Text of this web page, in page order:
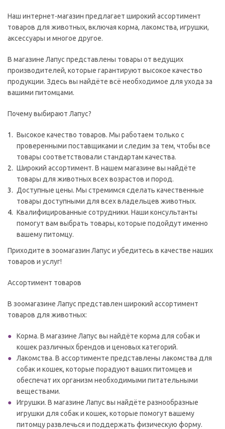
Наш интернет-магазин предлагает широкий ассортимент
товаров для животных, включая корма, лакомства, игрушки,
аксессуары и многое другое.
В магазине Лапус представлены товары от ведущих
производителей, которые гарантируют высокое качество
продукции. Здесь вы найдёте всё необходимое для ухода за
вашими питомцами.
Почему выбирают Лапус?
Высокое качество товаров. Мы работаем только с
проверенными поставщиками и следим за тем, чтобы все
товары соответствовали стандартам качества.
Широкий ассортимент. В нашем магазине вы найдёте
товары для животных всех возрастов и пород.
Доступные цены. Мы стремимся сделать качественные
товары доступными для всех владельцев животных.
Квалифицированные сотрудники. Наши консультанты
помогут вам выбрать товары, которые подойдут именно
вашему питомцу.
Приходите в зоомагазин Лапус и убедитесь в качестве наших
товаров и услуг!
Ассортимент товаров
В зоомагазине Лапус представлен широкий ассортимент
товаров для животных:
Корма. В магазине Лапус вы найдёте корма для собак и
кошек различных брендов и ценовых категорий.
Лакомства. В ассортименте представлены лакомства для
собак и кошек, которые порадуют ваших питомцев и
обеспечат их организм необходимыми питательными
веществами.
Игрушки. В магазине Лапус вы найдёте разнообразные
игрушки для собак и кошек, которые помогут вашему
питомцу развлечься и поддержать физическую форму.